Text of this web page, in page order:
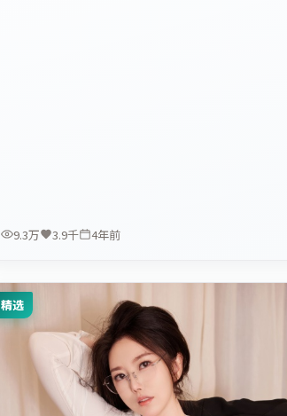
9.3万 3.9千 4年前
精选